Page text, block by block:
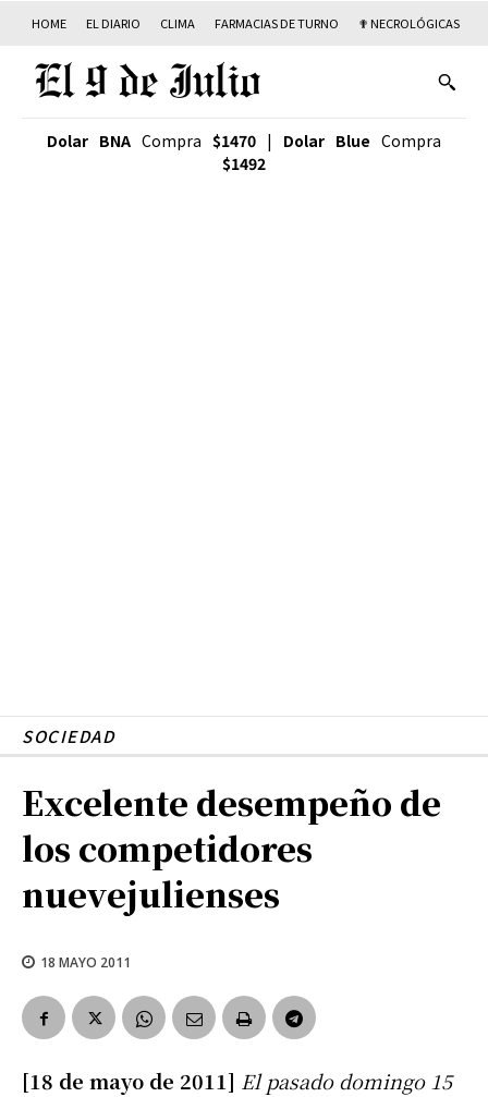
HOME EL DIARIO CLIMA FARMACIAS DE TURNO ✟ NECROLÓGICAS
Dolar BNA Compra $1470 | Dolar Blue Compra
$1492
SOCIEDAD
Excelente desempeño de
los competidores
nuevejulienses
18 MAYO 2011
[18 de mayo de 2011] El pasado domingo 15